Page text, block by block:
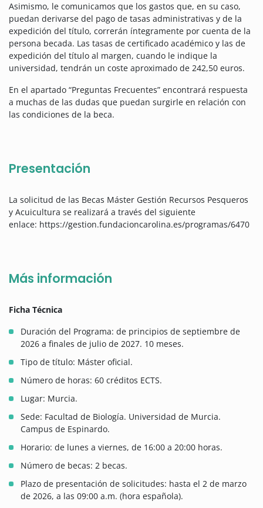
Asimismo, le comunicamos que los gastos que, en su caso,
puedan derivarse del pago de tasas administrativas y de la
expedición del título, correrán íntegramente por cuenta de la
persona becada. Las tasas de certificado académico y las de
expedición del título al margen, cuando le indique la
universidad, tendrán un coste aproximado de 242,50 euros.
En el apartado “Preguntas Frecuentes” encontrará respuesta
a muchas de las dudas que puedan surgirle en relación con
las condiciones de la beca.
Presentación
La solicitud de las Becas Máster Gestión Recursos Pesqueros
y Acuicultura se realizará a través del siguiente
enlace: https://gestion.fundacioncarolina.es/programas/6470
Más información
Ficha Técnica
Duración del Programa: de principios de septiembre de
2026 a finales de julio de 2027. 10 meses.
Tipo de título: Máster oficial.
Número de horas: 60 créditos ECTS.
Lugar: Murcia.
Sede: Facultad de Biología. Universidad de Murcia.
Campus de Espinardo.
Horario: de lunes a viernes, de 16:00 a 20:00 horas.
Número de becas: 2 becas.
Plazo de presentación de solicitudes: hasta el 2 de marzo
de 2026, a las 09:00 a.m. (hora española).